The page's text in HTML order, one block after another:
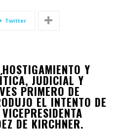
Twitter
Y
JUDICIAL Y
PRIMERO DE
EL INTENTO DE
DE KIRCHNER.